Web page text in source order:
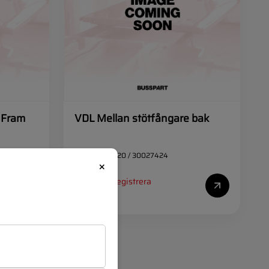
VDL Mellan stötfångare bak
31032720 / 30027424
Registrera
×